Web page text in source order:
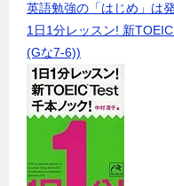
英語勉強の「はじめ」は
1日1分レッスン! 新
(Gな7-6))